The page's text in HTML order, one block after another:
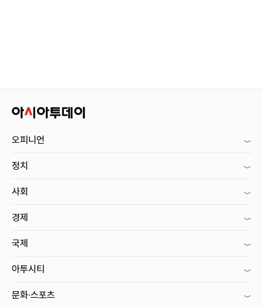
오피니언
정치
사회
경제
국제
아투시티
문화·스포츠